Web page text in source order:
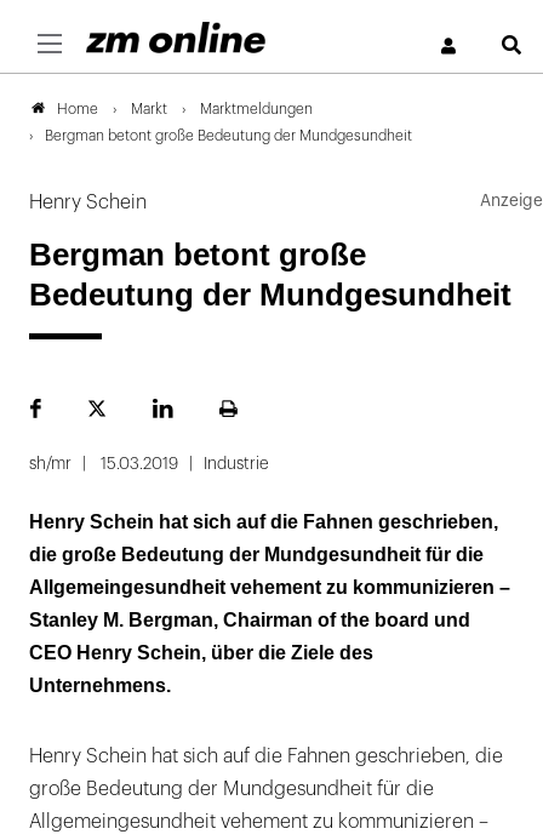
Home Markt
Marktmeldungen
Bergman betont große Bedeutung der Mundgesundheit
Henry Schein
Bergman betont große
Bedeutung der Mundgesundheit
FacebookPlattformLinekdInSeite
sh/mr 15.03.2019 Industrie
Henry Schein hat sich auf die Fahnen geschrieben,
die große Bedeutung der Mundgesundheit für die
Allgemeingesundheit vehement zu kommunizieren –
Stanley M. Bergman, Chairman of the board und
CEO Henry Schein, über die Ziele des
Unternehmens.
Henry Schein hat sich auf die Fahnen geschrieben, die
große Bedeutung der Mundgesundheit für die
Allgemeingesundheit vehement zu kommunizieren –